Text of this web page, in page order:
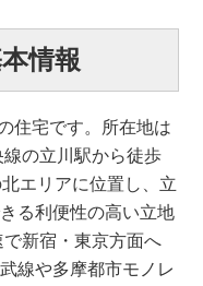
情報
住宅です。所在地は
の立川駅から徒歩
エリアに位置し、立
る利便性の高い立地
新宿・東京方面へ
線や多摩都市モノレ